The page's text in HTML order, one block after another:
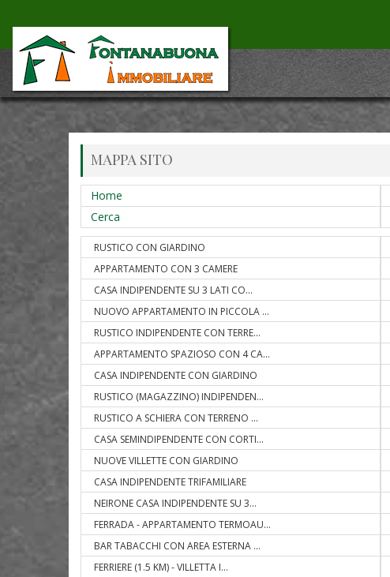
MAPPA SITO
Home
Cerca
RUSTICO CON GIARDINO
APPARTAMENTO CON 3 CAMERE
CASA INDIPENDENTE SU 3 LATI CO...
NUOVO APPARTAMENTO IN PICCOLA ...
RUSTICO INDIPENDENTE CON TERRE...
APPARTAMENTO SPAZIOSO CON 4 CA...
CASA INDIPENDENTE CON GIARDINO
RUSTICO (MAGAZZINO) INDIPENDEN...
RUSTICO A SCHIERA CON TERRENO ...
CASA SEMINDIPENDENTE CON CORTI...
NUOVE VILLETTE CON GIARDINO
CASA INDIPENDENTE TRIFAMILIARE
NEIRONE CASA INDIPENDENTE SU 3...
FERRADA - APPARTAMENTO TERMOAU...
BAR TABACCHI CON AREA ESTERNA ...
FERRIERE (1.5 KM) - VILLETTA I...